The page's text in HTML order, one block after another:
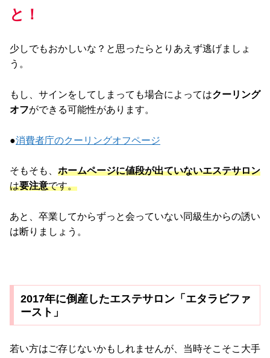
と！
少しでもおかしいな？と思ったらとりあえず逃げましょ
う。
もし、サインをしてしまっても場合によってはクーリング
オフができる可能性があります。
●消費者庁のクーリングオフページ
そもそも、 ホームページに値段が出ていないエステサロン
は要注意です。
あと、卒業してからずっと会っていない同級生からの誘い
は断りましょう。
2017年に倒産したエステサロン「エタラビファ
ースト」
若い方はご存じないかもしれませんが、当時そこそこ大手